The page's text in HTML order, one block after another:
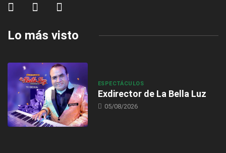
Lo más visto
ESPECTÁCULOS
Exdirector de La Bella Luz
05/08/2026